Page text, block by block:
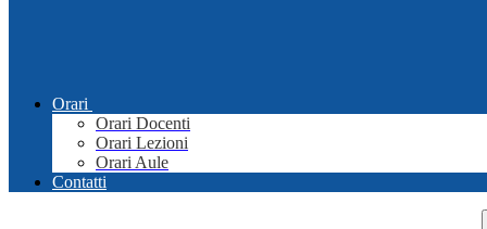
Orari
Orari Docenti
Orari Lezioni
Orari Aule
Contatti